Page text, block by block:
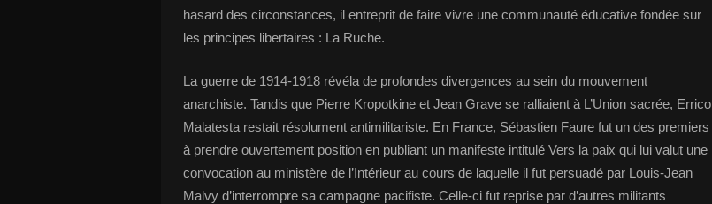
hasard des circonstances, il entreprit de faire vivre une communauté éducative fondée sur
les principes libertaires : La Ruche.
La guerre de 1914-1918 révéla de profondes divergences au sein du mouvement
anarchiste. Tandis que Pierre Kropotkine et Jean Grave se ralliaient à L’Union sacrée, Errico
Malatesta restait résolument antimilitariste. En France, Sébastien Faure fut un des premiers
à prendre ouvertement position en publiant un manifeste intitulé Vers la paix qui lui valut une
convocation au ministère de l’Intérieur au cours de laquelle il fut persuadé par Louis-Jean
Malvy d’interrompre sa campagne pacifiste. Celle-ci fut reprise par d’autres militants